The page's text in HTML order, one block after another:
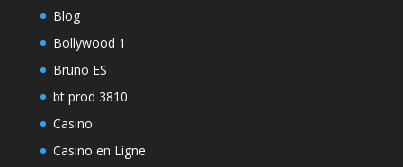
Blog
Bollywood 1
Bruno ES
bt prod 3810
Casino
Casino en Ligne